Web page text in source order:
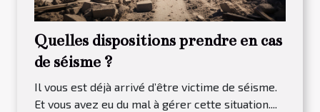
Quelles dispositions prendre en cas
de séisme ?
Il vous est déjà arrivé d’être victime de séisme.
Et vous avez eu du mal à gérer cette situation....